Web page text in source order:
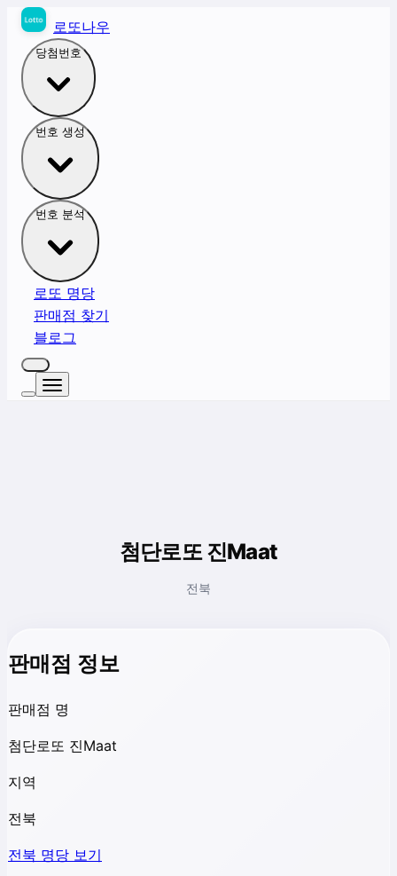
로또나우
당첨번호
번호 생성
번호 분석
로또 명당
판매점 찾기
블로그
첨단로또 진Maat
전북
판매점 정보
판매점 명
첨단로또 진Maat
지역
전북
전북 명당 보기